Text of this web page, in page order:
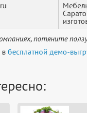
потяните
в бесплатной демо-